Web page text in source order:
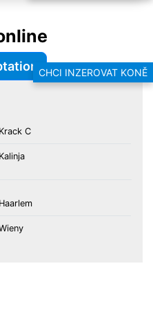
CHCI INZEROVAT KONĚ
Krack C
Kalinja
Haarlem